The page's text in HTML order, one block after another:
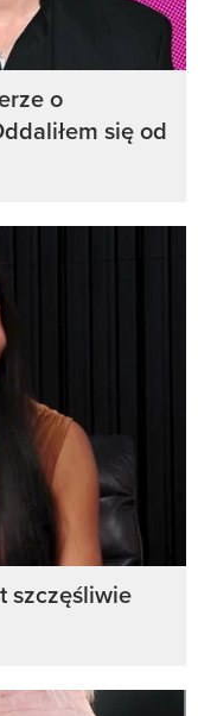
o
się od
szczęśliwie